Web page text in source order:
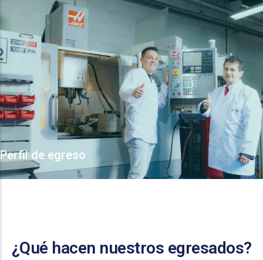
Perfil de egreso
¿Qué hacen nuestros egresados?